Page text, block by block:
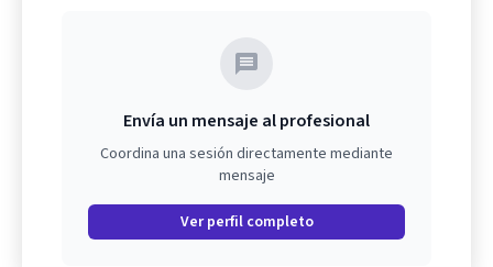
Envía un mensaje al profesional
Coordina una sesión directamente mediante
mensaje
Ver perfil completo